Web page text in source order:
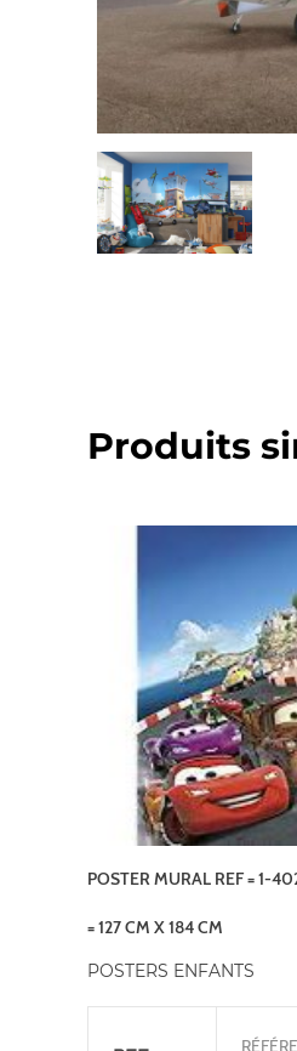
Produits
POSTER MURAL REF = 1-
= 127 CM X 184 CM
POSTERS ENFANTS